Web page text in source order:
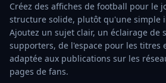
Créez des affiches de football pour le
structure solide, plutôt qu'une simple
Ajoutez un sujet clair, un éclairage de
supporters, de l'espace pour les titres
adaptée aux publications sur les
pages de fans.